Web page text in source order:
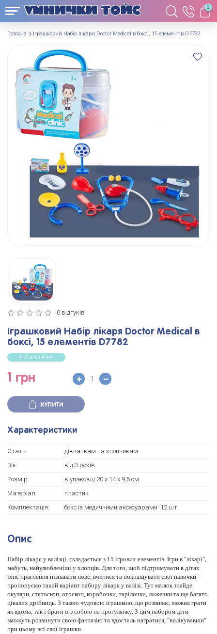
0
Головна Іграшковий Набір лікаря Doctor Medical в боксі, 15 елементів D7782
0 відгуків
Іграшковий Набір лікаря Doctor Medical в
боксі, 15 елементів D7782
Нет в наличии
1 грн
КУПИТИ
Характеристики
Стать:
дівчаткам та хлопчикам
Вік:
від 3 років
Розмір:
в упаковці 20 х 14 х 9,5 см
Матеріал:
пластик
Комплектація:
бокс із медичними аксесуарами: 12 шт
Опис
Набір лікаря у валізці, складається з 15 ігрових елементів. Ігри в "лікарі",
мабуть, найулюбленіші у хлопців. Для того, щоб підтримувати в дітях
їхнє прагнення пізнавати нове, вчитися та покращувати свої навички –
пропонуємо такий варіант набору лікаря у валізі. Тут малюк знайде
окуляри, стетоскоп, отоскоп, коробочки, тарілочки, ложечки та ще багато
цікавих дрібниць. З такою чудовою іграшкою, що розвиває, можна грати
як вдома, так і брати її з собою на прогулянку. З цим набором діти
зможуть розвинути свою фантазію та вдосталь награтися, "вилікувавши"
при цьому всі свої іграшки.